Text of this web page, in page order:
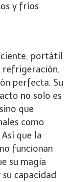
y fríos
portátil
refrigeración,
perfecta. Su
no solo es
que
como
que la
funcionan
su magia
capacidad